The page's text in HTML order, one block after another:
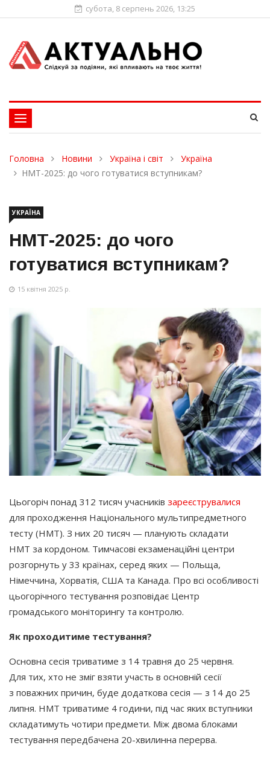
субота, 8 серпень 2026, 13:25
Toggle
navigation
Головна Новини Україна і світ
Україна
НМТ-2025: до чого готуватися вступникам?
УКРАЇНА
НМТ-2025: до чого
готуватися вступникам?
15 квітня 2025 р.
Цьогоріч понад 312 тисяч учасників зареєструвалися
для проходження Національного мультипредметного
тесту (НМТ). З них 20 тисяч — планують складати
НМТ за кордоном. Тимчасові екзаменаційні центри
розгорнуть у 33 країнах, серед яких — Польща,
Німеччина, Хорватія, США та Канада. Про всі особливості
цьогорічного тестування розповідає Центр
громадського моніторингу та контролю.
Як проходитиме тестування?
Основна сесія триватиме з 14 травня до 25 червня.
Для тих, хто не зміг взяти участь в основній сесії
з поважних причин, буде додаткова сесія — з 14 до 25
липня. НМТ триватиме 4 години, під час яких вступники
складатимуть чотири предмети. Між двома блоками
тестування передбачена 20-хвилинна перерва.